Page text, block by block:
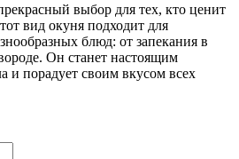
выбор для тех, кто ценит
вид окуня подходит для
блюд: от запекания в
Он станет настоящим
и порадует своим вкусом всех